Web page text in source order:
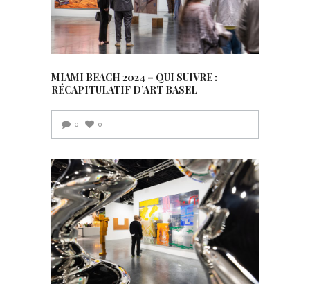
MIAMI BEACH 2024 – QUI SUIVRE :
RÉCAPITULATIF D’ART BASEL
0 0